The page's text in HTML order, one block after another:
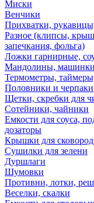
Миски
Венчики
Прихватки,
Разное (клипсы,
запечкания, фольга)
Ложки гарнирные,
Мандолины,
Термометры,
Половники и черпаки
Щетки, скребки для
Сотейники, чайники
Емкости для соуса,
дозаторы
Крышки для
Сушилки для зелени
Дуршлаги
Шумовки
Противни, лотки,
Веселки, скалки